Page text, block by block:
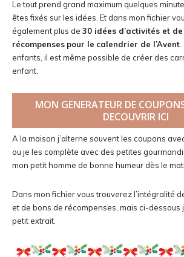
Le tout prend grand maximum quelques
êtes fixés sur les idées. Et dans mon fichier
également plus de 30 idées d’activités et
récompenses pour le calendrier de l’Avent
enfants, il est même possible de créer des
enfant.
MON GENERATEUR DE
DECOUVRIR ICI
A la maison j’alterne souvent les coupons
ou je les complète avec des petites
mon petit homme de bonne humeur dès le
Dans mon fichier vous trouverez l’intégralité
et de bons de récompenses, mais ci-dessous
petit extrait.